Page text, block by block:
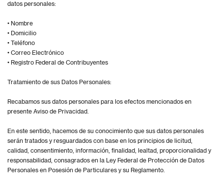
datos personales:
• Nombre
• Domicilio
• Teléfono
• Correo Electrónico
• Registro Federal de Contribuyentes
Tratamiento de sus Datos Personales:
Recabamos sus datos personales para los efectos mencionados en
presente Aviso de Privacidad.
En este sentido, hacemos de su conocimiento que sus datos personales
serán tratados y resguardados con base en los principios de licitud,
calidad, consentimiento, información, finalidad, lealtad, proporcionalidad y
responsabilidad, consagrados en la Ley Federal de Protección de Datos
Personales en Posesión de Particulares y su Reglamento.